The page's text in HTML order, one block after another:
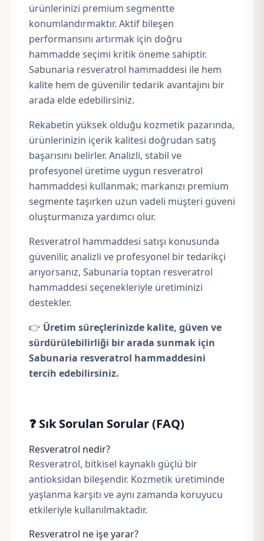
ürünlerinizi premium segmentte
konumlandırmaktır. Aktif bileşen
performansını artırmak için doğru
hammadde seçimi kritik öneme sahiptir.
Sabunaria resveratrol hammaddesi ile hem
kalite hem de güvenilir tedarik avantajını bir
arada elde edebilirsiniz.
Rekabetin yüksek olduğu kozmetik pazarında,
ürünlerinizin içerik kalitesi doğrudan satış
başarısını belirler. Analizli, stabil ve
profesyonel üretime uygun resveratrol
hammaddesi kullanmak; markanızı premium
segmente taşırken uzun vadeli müşteri güveni
oluşturmanıza yardımcı olur.
Resveratrol hammaddesi satışı konusunda
güvenilir, analizli ve profesyonel bir tedarikçi
arıyorsanız, Sabunaria toptan resveratrol
hammaddesi seçenekleriyle üretiminizi
destekler.
👉 Üretim süreçlerinizde kalite, güven ve
sürdürülebilirliği bir arada sunmak için
Sabunaria resveratrol hammaddesini
tercih edebilirsiniz.
❓ Sık Sorulan Sorular (FAQ)
Resveratrol nedir?
Resveratrol, bitkisel kaynaklı güçlü bir
antioksidan bileşendir. Kozmetik üretiminde
yaşlanma karşıtı ve aynı zamanda koruyucu
etkileriyle kullanılmaktadır.
Resveratrol ne işe yarar?